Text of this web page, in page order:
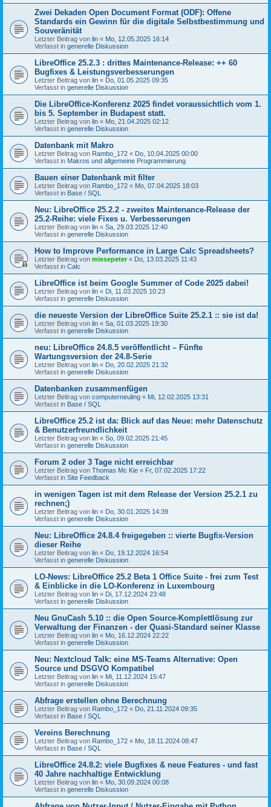
Zwei Dekaden Open Document Format (ODF): Offene
Standards ein Gewinn für die digitale Selbstbestimmung und
Souveränität
Letzter Beitrag von lin « Mo, 12.05.2025 16:14
Verfasst in generelle Diskussion
LibreOffice 25.2.3 : drittes Maintenance-Release: ++ 60
Bugfixes & Leistungsverbesserungen
Letzter Beitrag von lin « Do, 01.05.2025 09:35
Verfasst in generelle Diskussion
Die LibreOffice-Konferenz 2025 findet voraussichtlich vom 1.
bis 5. September in Budapest statt.
Letzter Beitrag von lin « Mo, 21.04.2025 02:12
Verfasst in generelle Diskussion
Datenbank mit Makro
Letzter Beitrag von Rambo_172 « Do, 10.04.2025 00:00
Verfasst in Makros und allgemeine Programmierung
Bauen einer Datenbank mit filter
Letzter Beitrag von Rambo_172 « Mo, 07.04.2025 18:03
Verfasst in Base / SQL
Neu: LibreOffice 25.2.2 - zweites Maintenance-Release der
25.2-Reihe: viele Fixes u. Verbesserungen
Letzter Beitrag von lin « Sa, 29.03.2025 12:40
Verfasst in generelle Diskussion
How to Improve Performance in Large Calc Spreadsheets?
Letzter Beitrag von miesepeter« Do, 13.03.2025 11:43
Verfasst in Calc
LibreOffice ist beim Google Summer of Code 2025 dabei!
Letzter Beitrag von lin « Di, 11.03.2025 10:23
Verfasst in generelle Diskussion
die neueste Version der LibreOffice Suite 25.2.1 :: sie ist da!
Letzter Beitrag von lin « Sa, 01.03.2025 19:30
Verfasst in generelle Diskussion
neu: LibreOffice 24.8.5 veröffentlicht – Fünfte
Wartungsversion der 24.8-Serie
Letzter Beitrag von lin « Do, 20.02.2025 21:32
Verfasst in generelle Diskussion
Datenbanken zusammenfügen
Letzter Beitrag von computerneuling « Mi, 12.02.2025 13:31
Verfasst in Base / SQL
LibreOffice 25.2 ist da: Blick auf das Neue: mehr Datenschutz
& Benutzerfreundlichkeit
Letzter Beitrag von lin « So, 09.02.2025 21:45
Verfasst in generelle Diskussion
Forum 2 oder 3 Tage nicht erreichbar
Letzter Beitrag von Thomas Mc Kie « Fr, 07.02.2025 17:22
Verfasst in Site Feedback
in wenigen Tagen ist mit dem Release der Version 25.2.1 zu
rechnen;)
Letzter Beitrag von lin « Do, 30.01.2025 14:39
Verfasst in generelle Diskussion
Neu: LibreOffice 24.8.4 freigegeben :: vierte Bugfix-Version
dieser Reihe
Letzter Beitrag von lin « Do, 19.12.2024 16:54
Verfasst in generelle Diskussion
LO-News: LibreOffice 25.2 Beta 1 Office Suite - frei zum Test
& Einblicke in die LO-Konferenz in Luxembourg
Letzter Beitrag von lin « Di, 17.12.2024 23:48
Verfasst in generelle Diskussion
Neu GnuCash 5.10 :: die Open Source-Komplettlösung zur
Verwaltung der Finanzen - der Quasi-Standard seiner Klasse
Letzter Beitrag von lin « Mo, 16.12.2024 22:22
Verfasst in generelle Diskussion
Neu: Nextcloud Talk: eine MS-Teams Alternative: Open
Source und DSGVO Kompatibel
Letzter Beitrag von lin « Mi, 11.12.2024 15:47
Verfasst in generelle Diskussion
Abfrage erstellen ohne Berechnung
Letzter Beitrag von Rambo_172 « Do, 21.11.2024 09:35
Verfasst in Base / SQL
Vereins Berechnung
Letzter Beitrag von Rambo_172 « Mo, 18.11.2024 08:47
Verfasst in Base / SQL
LibreOffice 24.8.2: viele Bugfixes & neue Features - und fast
40 Jahre nachhaltige Entwicklung
Letzter Beitrag von lin « Mo, 30.09.2024 00:08
Verfasst in generelle Diskussion